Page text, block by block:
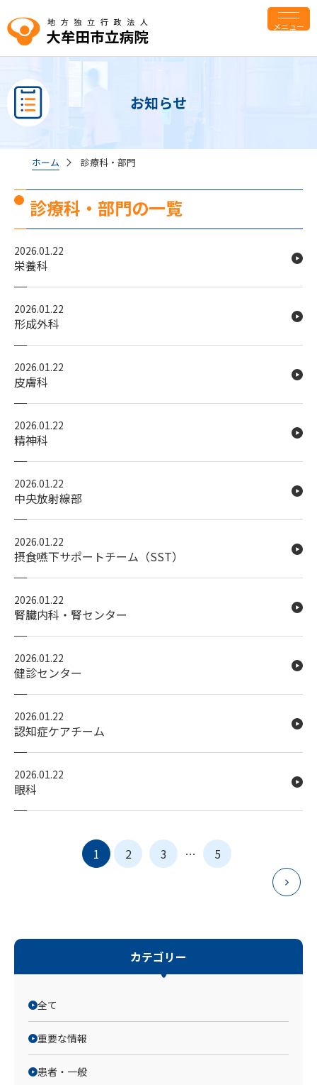
メニュー
お知らせ
ホーム 診療科・部門
診療科・部門の一覧
2026.01.22
栄養科
2026.01.22
形成外科
2026.01.22
皮膚科
2026.01.22
精神科
2026.01.22
中央放射線部
2026.01.22
摂食嚥下サポートチーム（SST）
2026.01.22
腎臓内科・腎センター
2026.01.22
健診センター
2026.01.22
認知症ケアチーム
2026.01.22
眼科
ペー
ジ
送
り
1 2 3 … 5
カテゴリー
全て
重要な情報
患者・一般